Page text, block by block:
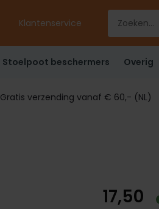
Klantenservice
Stoelpoot beschermers Overig
Gratis verzending vanaf € 60,- (NL)
17,50